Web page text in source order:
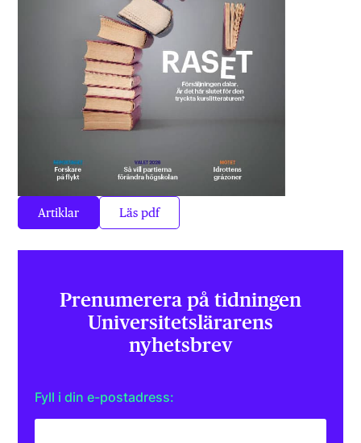
Artiklar Läs pdf
Prenumerera på tidningen
Universitets­lärarens
nyhetsbrev
Fyll i din e-postadress: